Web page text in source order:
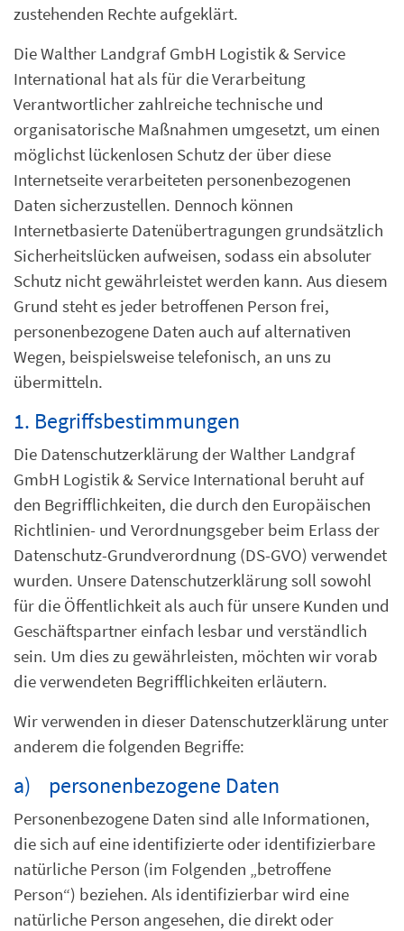
zustehenden Rechte aufgeklärt.
Die Walther Landgraf GmbH Logistik & Service
International hat als für die Verarbeitung
Verantwortlicher zahlreiche technische und
organisatorische Maßnahmen umgesetzt, um einen
möglichst lückenlosen Schutz der über diese
Internetseite verarbeiteten personenbezogenen
Daten sicherzustellen. Dennoch können
Internetbasierte Datenübertragungen grundsätzlich
Sicherheitslücken aufweisen, sodass ein absoluter
Schutz nicht gewährleistet werden kann. Aus diesem
Grund steht es jeder betroffenen Person frei,
personenbezogene Daten auch auf alternativen
Wegen, beispielsweise telefonisch, an uns zu
übermitteln.
1. Begriffsbestimmungen
Die Datenschutzerklärung der Walther Landgraf
GmbH Logistik & Service International beruht auf
den Begrifflichkeiten, die durch den Europäischen
Richtlinien- und Verordnungsgeber beim Erlass der
Datenschutz-Grundverordnung (DS-GVO) verwendet
wurden. Unsere Datenschutzerklärung soll sowohl
für die Öffentlichkeit als auch für unsere Kunden und
Geschäftspartner einfach lesbar und verständlich
sein. Um dies zu gewährleisten, möchten wir vorab
die verwendeten Begrifflichkeiten erläutern.
Wir verwenden in dieser Datenschutzerklärung unter
anderem die folgenden Begriffe:
a) personenbezogene Daten
Personenbezogene Daten sind alle Informationen,
die sich auf eine identifizierte oder identifizierbare
natürliche Person (im Folgenden „betroffene
Person“) beziehen. Als identifizierbar wird eine
natürliche Person angesehen, die direkt oder